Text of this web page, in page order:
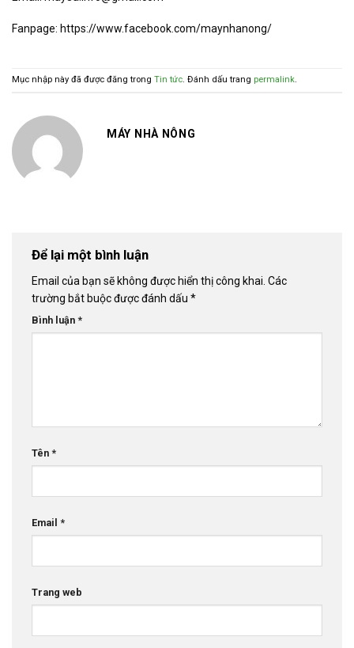
Fanpage: https://www.facebook.com/maynhanong/
Mục nhập này đã được đăng trong Tin tức. Đánh dấu trang permalink.
MÁY NHÀ NÔNG
Để lại một bình luận
Email của bạn sẽ không được hiển thị công khai. Các
trường bắt buộc được đánh dấu *
Bình luận *
Tên *
Email *
Trang web